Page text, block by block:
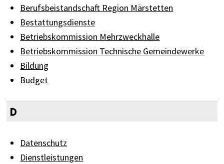
Berufsbeistandschaft Region Märstetten
Bestattungsdienste
Betriebskommission Mehrzweckhalle
Betriebskommission Technische Gemeindewerke
Bildung
Budget
D
Datenschutz
Dienstleistungen